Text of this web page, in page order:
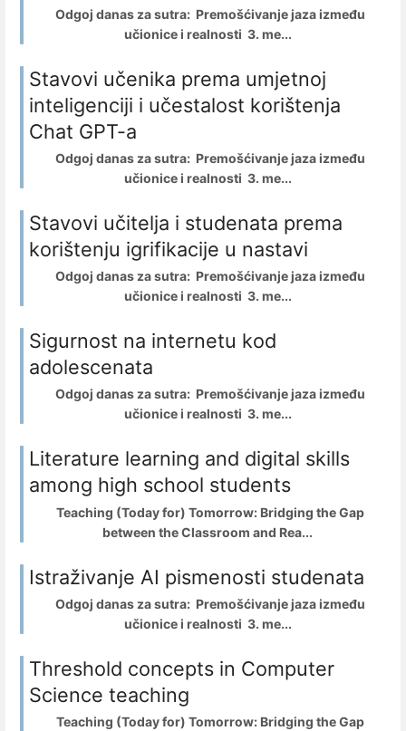
Odgoj danas za sutra: Premošćivanje jaza između
učionice i realnosti 3. me...
Stavovi učenika prema umjetnoj
inteligenciji i učestalost korištenja
Chat GPT-a
Odgoj danas za sutra: Premošćivanje jaza između
učionice i realnosti 3. me...
Stavovi učitelja i studenata prema
korištenju igrifikacije u nastavi
Odgoj danas za sutra: Premošćivanje jaza između
učionice i realnosti 3. me...
Sigurnost na internetu kod
adolescenata
Odgoj danas za sutra: Premošćivanje jaza između
učionice i realnosti 3. me...
Literature learning and digital skills
among high school students
Teaching (Today for) Tomorrow: Bridging the Gap
between the Classroom and Rea...
Istraživanje AI pismenosti studenata
Odgoj danas za sutra: Premošćivanje jaza između
učionice i realnosti 3. me...
Threshold concepts in Computer
Science teaching
Teaching (Today for) Tomorrow: Bridging the Gap